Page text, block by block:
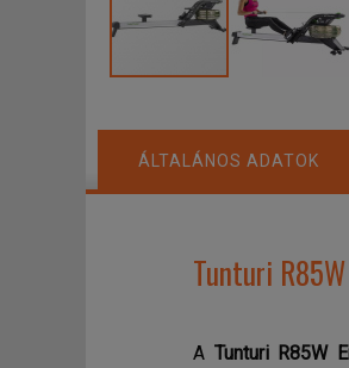
ÁLTALÁNOS ADATOK
Tunturi
A Tunturi R85W